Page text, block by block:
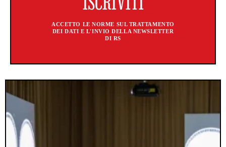
ACCETTO LE NORME SUL TRATTAMENTO
DEI DATI E L'INVIO DELLA NEWSLETTER
DI RS